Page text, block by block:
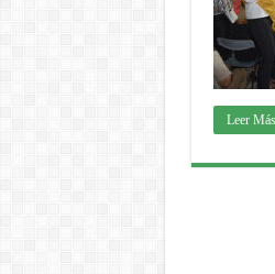
Leer